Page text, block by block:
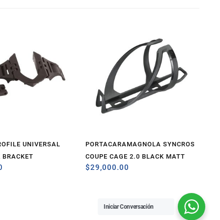
UNIVERSAL
BRACKET
PORTACARAMAGNOLA SYNCROS
COUPE CAGE 2.0 BLACK MATT
$29,000.00
Iniciar Conversación